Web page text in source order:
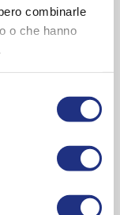
combinarle
o che hanno